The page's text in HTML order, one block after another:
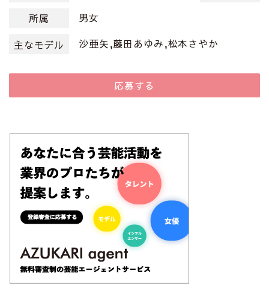
所属
男女
主なモデル 沙亜矢,藤田あゆみ,松本さやか
応募する